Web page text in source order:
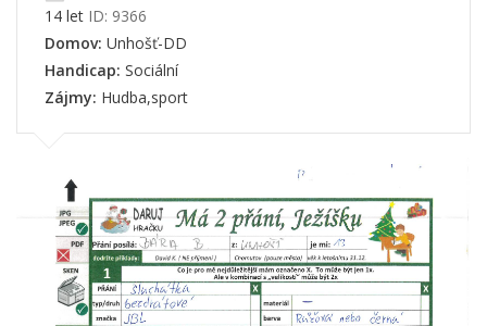
14 let ID: 9366
Domov: Unhošť-DD
Handicap: Sociální
Zájmy: Hudba,sport